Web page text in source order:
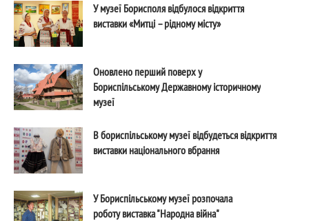
У музеї Борисполя відбулося відкриття
виставки «Митці – рідному місту»
Оновлено перший поверх у
Бориспільському Державному історичному
музеї
В бориспільському музеї відбудеться відкриття
виставки національного вбрання
У Бориспільському музеї розпочала
роботу виставка "Народна війна"